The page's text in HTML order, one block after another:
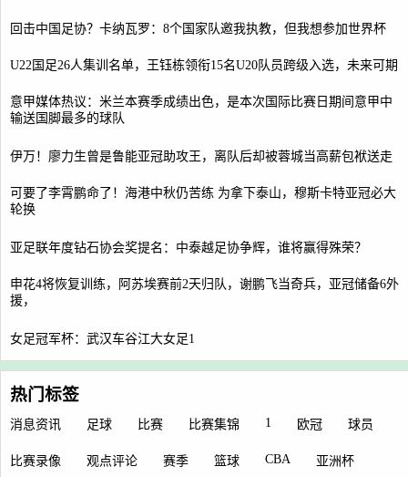
回击中国足协？卡纳瓦罗：8个国家队邀我执教，但我想参加世界杯
U22国足26人集训名单，王钰栋领衔15名U20队员跨级入选，未来可期
意甲媒体热议：米兰本赛季成绩出色，是本次国际比赛日期间意甲中
输送国脚最多的球队
伊万！廖力生曾是鲁能亚冠助攻王，离队后却被蓉城当高薪包袱送走
可要了李霄鹏命了！海港中秋仍苦练 为拿下泰山，穆斯卡特亚冠必大
轮换
亚足联年度钻石协会奖提名：中泰越足协争辉，谁将赢得殊荣？
申花4将恢复训练，阿苏埃赛前2天归队，谢鹏飞当奇兵，亚冠储备6外
援，
女足冠军杯：武汉车谷江大女足1
热门标签
消息资讯 足球 比赛 比赛集锦 1 欧冠 球员
比赛录像 观点评论 赛季 篮球 CBA 亚洲杯